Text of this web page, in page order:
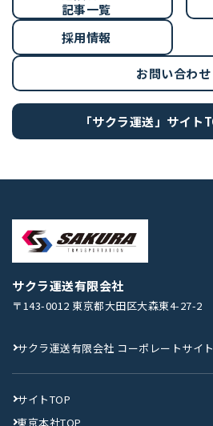
記事一覧
採用情報
お問い合わせ
「サクラ運送」サイト
サクラ運送有限会社
〒143-0012 東京都大田区大森東4-27-2
サクラ運送有限会社 コーポレートサイト
サイトTOP
東京本社TOP